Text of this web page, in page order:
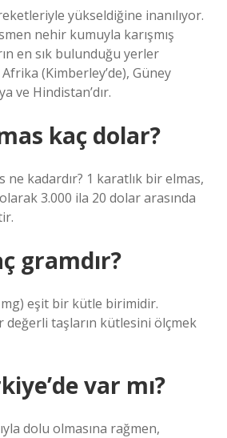
yükseldiğine inanılıyor.
nehir kumuyla karışmış
en sık bulunduğu yerler
(Kimberley’de), Güney
ve Hindistan’dır.
kaç dolar?
ne kadardır? 1 karatlık bir elmas,
3.000 ila 20 dolar arasında
gramdır?
mg) eşit bir kütle birimidir.
değerli taşların kütlesini ölçmek
var mı?
dolu olmasına rağmen,